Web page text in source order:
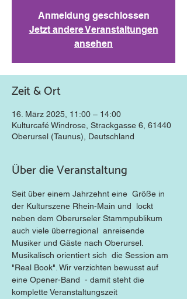
Anmeldung geschlossen
Jetzt andere Veranstaltungen
ansehen
Zeit & Ort
16. März 2025, 11:00 – 14:00
Kulturcafé Windrose, Strackgasse 6, 61440
Oberursel (Taunus), Deutschland
Über die Veranstaltung
Seit über einem Jahrzehnt eine  Größe in
der Kulturszene Rhein-Main und  lockt
neben dem Oberurseler Stammpublikum
auch viele überregional  anreisende
Musiker und Gäste nach Oberursel.
Musikalisch orientiert sich  die Session am
"Real Book". Wir verzichten bewusst auf
eine Opener-Band  - damit steht die
komplette Veranstaltungszeit